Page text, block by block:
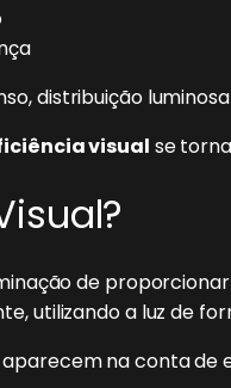
distribuição
visual se
de proporcionar
utilizando a luz de
na conta de